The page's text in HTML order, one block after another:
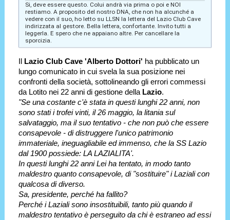
Si, deve essere questo. Colui andrà via prima o poi e NOI
restiamo. A proposito del nostro DNA, che non ha alcunché a
vedere con il suo, ho letto su LLSN la lettera del Lazio Club Cave
indirizzata al gestore. Bella lettera, confortante. Invito tutti a
leggerla. E spero che ne appaiano altre. Per cancellare la
sporcizia.
Lazio Club Cave 'Alberto Dottori' ha pubblicato un
lungo comunicato in cui svela la sua posizione nei
confronti della società, sottolineando gli errori commessi
da Lotito nei 22 anni di gestione della Lazio.
"Se una costante c'è stata in questi lunghi 22 anni, non
sono stati i trofei vinti, il 26 maggio, la litania sul
salvataggio, ma il suo tentativo - che non può che essere
consapevole - di distruggere l'unico patrimonio
immateriale, ineguagliabile ed immenso, che la SS Lazio
dal 1900 possiede: LA LAZIALITA'.
In questi lunghi 22 anni Lei ha tentato, in modo tanto
maldestro quanto consapevole, di "sostituire" i Laziali con
qualcosa di diverso.
Sa, presidente, perché ha fallito?
Perché i Laziali sono insostituibili, tanto più quando il
maldestro tentativo è perseguito da chi è estraneo ad essi